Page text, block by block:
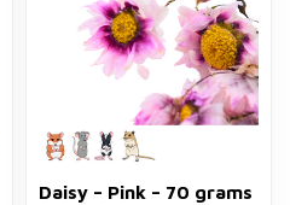
Daisy – Pink – 70 grams